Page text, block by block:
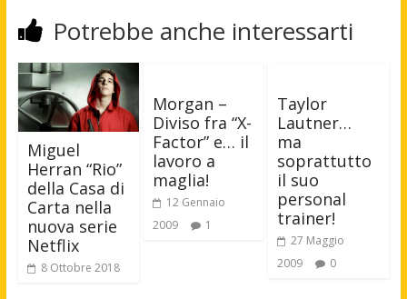
Potrebbe anche interessarti
Miguel
Herran “Rio”
della Casa di
Carta nella
nuova serie
Netflix
8 Ottobre 2018
Morgan –
Diviso fra “X-
Factor” e… il
lavoro a
maglia!
12 Gennaio
2009
1
Taylor
Lautner…
ma
soprattutto
il suo
personal
trainer!
27 Maggio
2009
0